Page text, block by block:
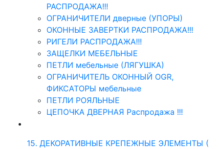
РАСПРОДАЖА!!!
ОГРАНИЧИТЕЛИ дверные (УПОРЫ)
ОКОННЫЕ ЗАВЕРТКИ РАСПРОДАЖА!!!
РИГЕЛИ РАСПРОДАЖА!!!
ЗАЩЕЛКИ МЕБЕЛЬНЫЕ
ПЕТЛИ мебельные (ЛЯГУШКА)
ОГРАНИЧИТЕЛЬ ОКОННЫЙ OGR,
ФИКСАТОРЫ мебельные
ПЕТЛИ РОЯЛЬНЫЕ
ЦЕПОЧКА ДВЕРНАЯ Распродажа !!!
15. ДЕКОРАТИВНЫЕ КРЕПЕЖНЫЕ ЭЛЕМЕНТЫ (